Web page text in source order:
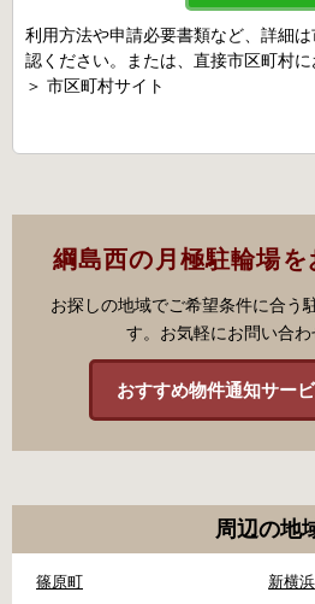
利用方法や申請必要書類など、詳細
認ください。または、直接市区町村に
＞ 市区町村サイト
綱島西の月極駐輪場を
お探しの地域でご希望条件に合う
す。お気軽にお問い合わ
おすすめ物件通知サー
周辺の地
篠原町
新横浜